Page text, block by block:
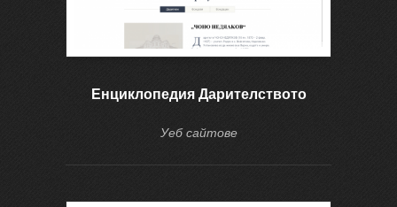
Енциклопедия Дарителството
Уеб сайтове